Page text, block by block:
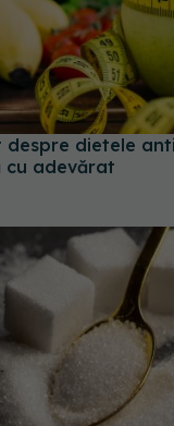
despre dietele
cu adevărat